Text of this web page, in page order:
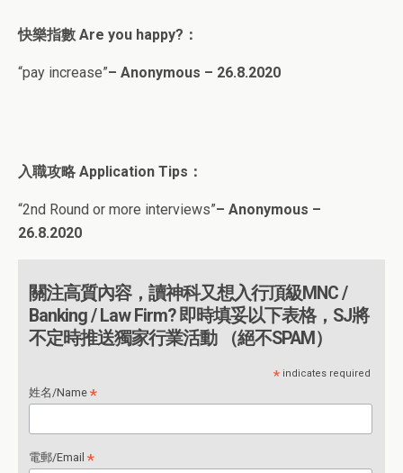
快樂指數 Are you happy?：
“pay increase”– Anonymous – 26.8.2020
入職攻略 Application Tips：
“2nd Round or more interviews”– Anonymous –
26.8.2020
關注高質內容，讀神科又想入行頂級MNC /
Banking / Law Firm? 即時填妥以下表格，SJ將
不定時推送獨家行業活動 （絕不SPAM）
* indicates required
姓名/Name*
電郵/Email*